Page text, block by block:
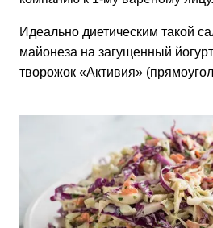
Идеально диетическим такой
майонеза на загущенный
творожок «Активия»